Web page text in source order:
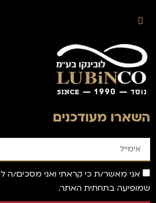
השארו מעודכנים
אני מאשר/ת כי קראתי ואני מסכים/ה ל
שמופיעה בתחתית האתר.